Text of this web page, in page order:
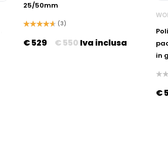
25/50mm
4.67su 5
(3)
€550
€529 Iva inclusa
in
0
su
€